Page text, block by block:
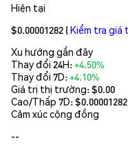
Hiện tại
$0.00001282 (Kiểm tra giá
Xu hướng gần đây
Thay đổi 24H:+4.50%
Thay đổi 7D:+4.10%
Giá trị thị trường:$0.00
Cao/Thấp 7D: $0.00001282
Cảm xúc cộng đồng
--